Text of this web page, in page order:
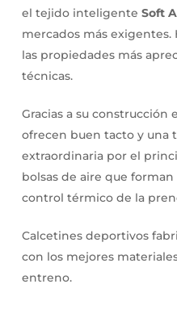
el tejido inteligente Soft
mercados más
las propiedades más
técnicas.
Gracias a su
ofrecen buen tacto y una
extraordinaria por el
bolsas de aire que
control térmico de la
Calcetines deportivos
con los mejores
entreno.